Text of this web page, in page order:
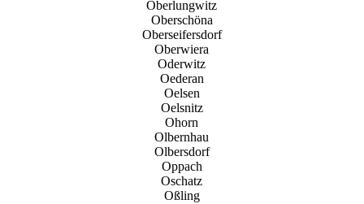
Oberlungwitz
Oberschöna
Oberseifersdorf
Oberwiera
Oderwitz
Oederan
Oelsen
Oelsnitz
Ohorn
Olbernhau
Olbersdorf
Oppach
Oschatz
Oßling